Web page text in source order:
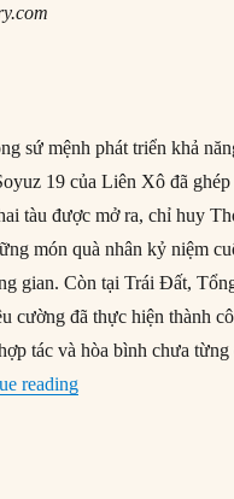
sứ mệnh phát triển khả
19 của Liên Xô đã
tàu được mở ra, chỉ huy
món quà nhân kỷ niệm
gian. Còn tại Trái Đất,
cường đã thực hiện thành
tác và hòa bình chưa
reading“17/07/1975: Các